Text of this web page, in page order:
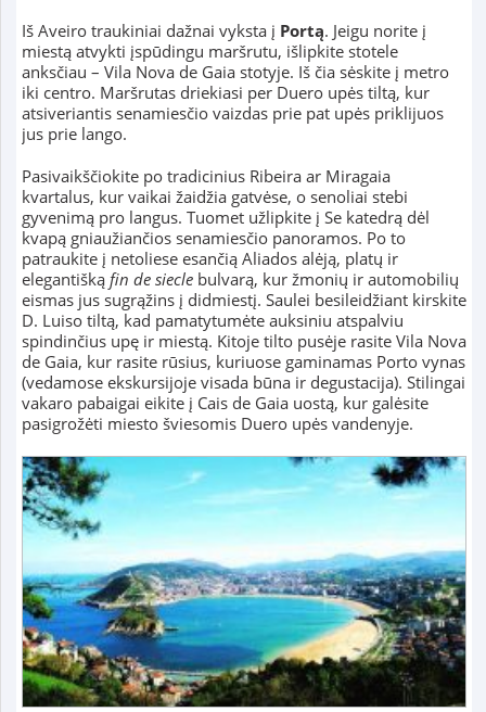
Iš Aveiro traukiniai dažnai vyksta į Portą. Jeigu norite į
miestą atvykti įspūdingu maršrutu, išlipkite stotele
anksčiau – Vila Nova de Gaia stotyje. Iš čia sėskite į metro
iki centro. Maršrutas driekiasi per Duero upės tiltą, kur
atsiveriantis senamiesčio vaizdas prie pat upės priklijuos
jus prie lango.
Pasivaikščiokite po tradicinius Ribeira ar Miragaia
kvartalus, kur vaikai žaidžia gatvėse, o senoliai stebi
gyvenimą pro langus. Tuomet užlipkite į Se katedrą dėl
kvapą gniaužiančios senamiesčio panoramos. Po to
patraukite į netoliese esančią Aliados alėją, platų ir
elegantišką fin de sieclebulvarą, kur žmonių ir automobilių
eismas jus sugrąžins į didmiestį. Saulei besileidžiant kirskite
D. Luiso tiltą, kad pamatytumėte auksiniu atspalviu
spindinčius upę ir miestą. Kitoje tilto pusėje rasite Vila Nova
de Gaia, kur rasite rūsius, kuriuose gaminamas Porto vynas
(vedamose ekskursijoje visada būna ir degustacija). Stilingai
vakaro pabaigai eikite į Cais de Gaia uostą, kur galėsite
pasigrožėti miesto šviesomis Duero upės vandenyje.